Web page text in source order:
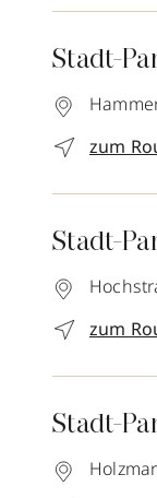
Stadt-
zum
Stadt-
zum
Stadt-